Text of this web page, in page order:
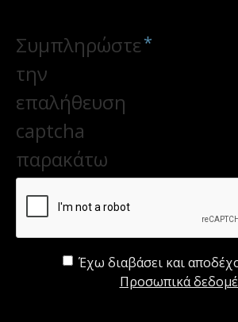
Συμπληρώστε
την
επαλήθευση
captcha
παρακάτω
Έχω διαβάσει και
Προσωπικά